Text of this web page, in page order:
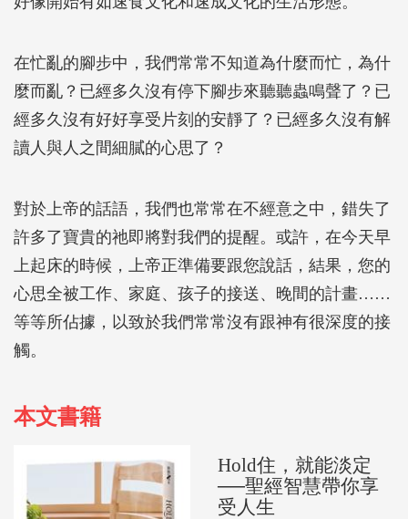
在忙亂的腳步中，我們常常不知道為什麼而忙，為什
麼而亂？已經多久沒有停下腳步來聽聽蟲鳴聲了？已
經多久沒有好好享受片刻的安靜了？已經多久沒有解
讀人與人之間細膩的心思了？
對於上帝的話語，我們也常常在不經意之中，錯失了
許多了寶貴的祂即將對我們的提醒。或許，在今天早
上起床的時候，上帝正準備要跟您說話，結果，您的
心思全被工作、家庭、孩子的接送、晚間的計畫……
等等所佔據，以致於我們常常沒有跟神有很深度的接
觸。
本文書籍
Hold住，就能淡定
──聖經智慧帶你享
受人生